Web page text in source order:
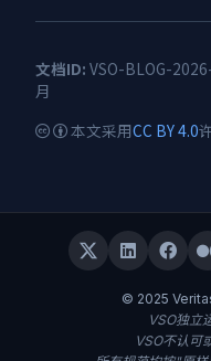
文档ID: VSO-BLOG-
月
本文采用CC BY 4.0
© 2025
VSO独立
VSO不认可